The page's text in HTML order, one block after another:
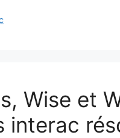
Wise et
interac